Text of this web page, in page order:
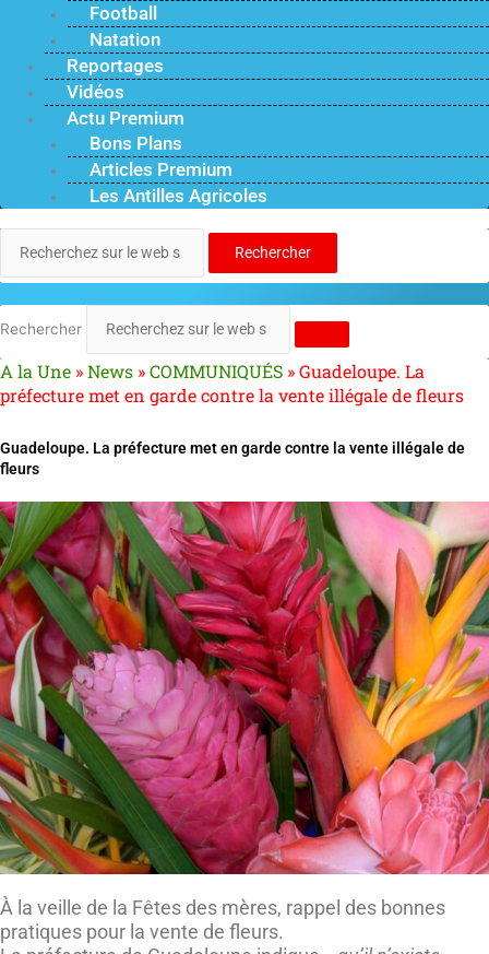
Football
Natation
Reportages
Vidéos
Actu Premium
Bons Plans
Articles Premium
Les Antilles Agricoles
Rechercher
Rechercher
A la Une »News »COMMUNIQUÉS »Guadeloupe. La
préfecture met en garde contre la vente illégale de fleurs
Guadeloupe. La préfecture met en garde contre la vente illégale de
fleurs
À la veille de la Fêtes des mères, rappel des bonnes
pratiques pour la vente de fleurs.